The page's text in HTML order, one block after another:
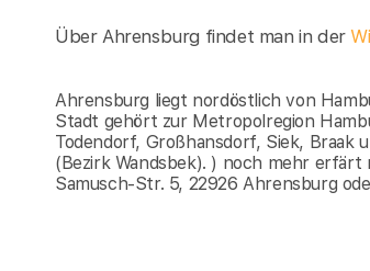
Über Ahrensburg findet man in der
Ahrensburg liegt nordöstlich von
Stadt gehört zur Metropolregion
Todendorf, Großhansdorf, Siek, Braak
(Bezirk Wandsbek). ) noch mehr
Samusch-Str. 5, 22926 Ahrensburg